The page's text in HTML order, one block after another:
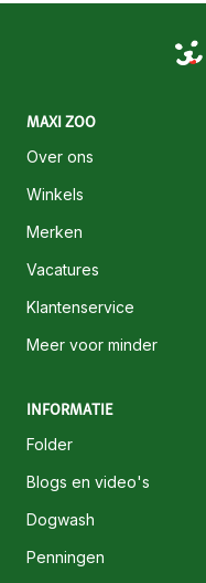
MAXI ZOO
Over ons
Winkels
Merken
Vacatures
Klantenservice
Meer voor minder
INFORMATIE
Folder
Blogs en video's
Dogwash
Penningen